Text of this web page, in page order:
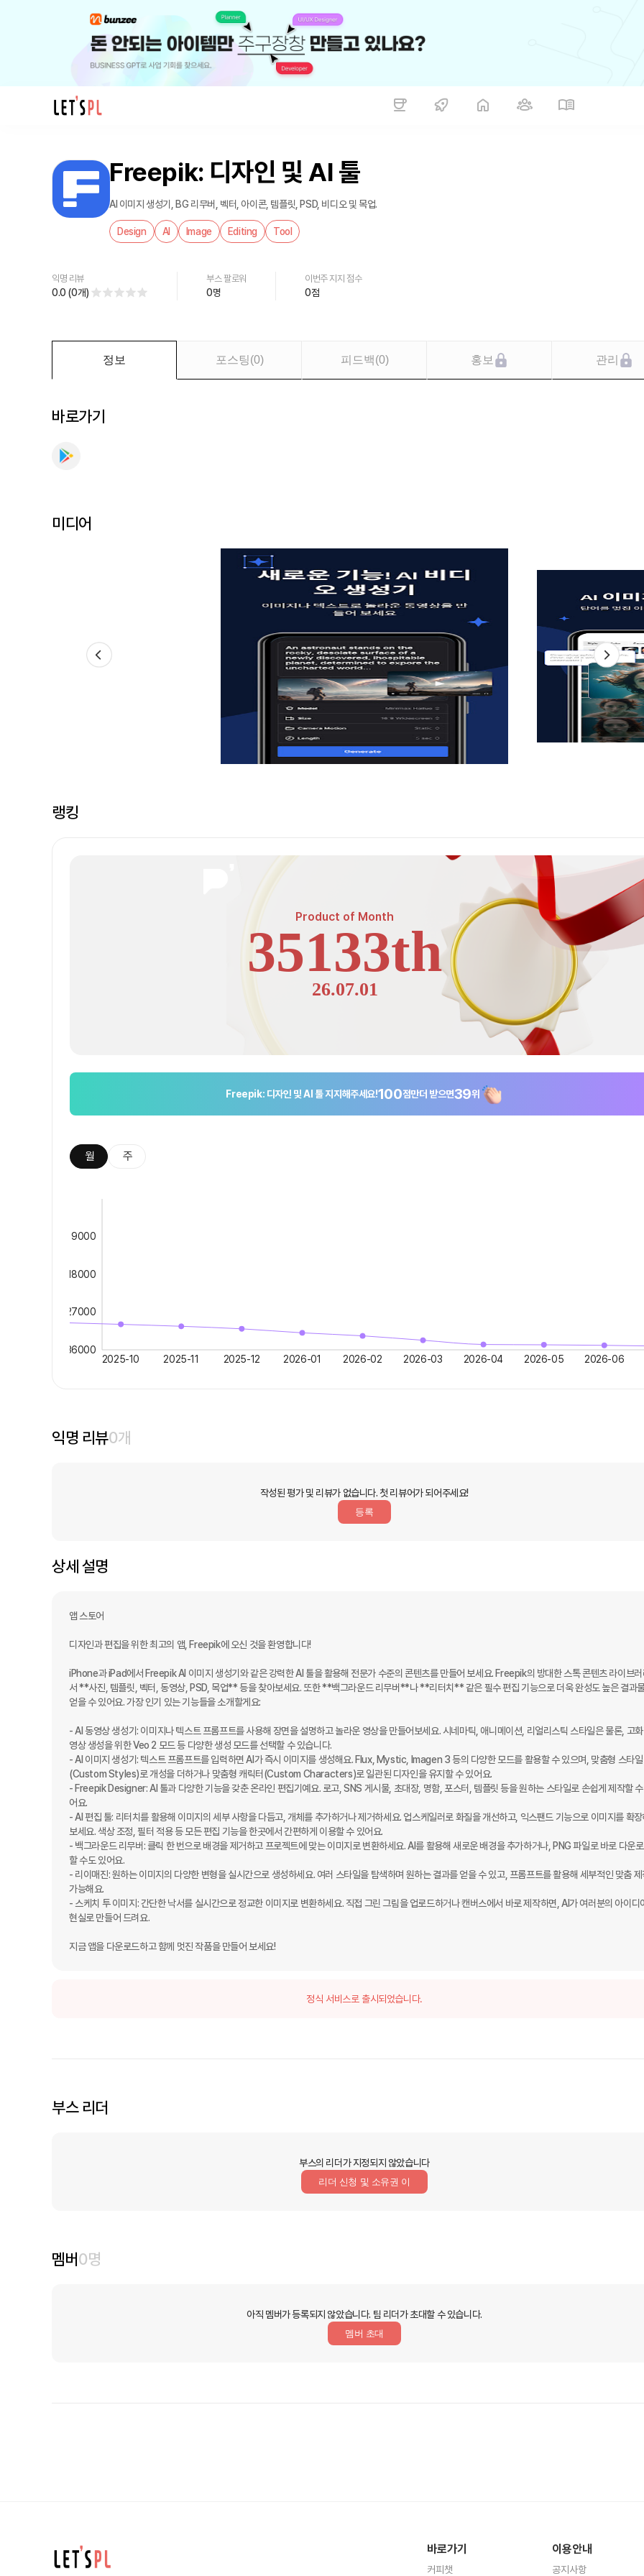
Freepik: 디자인 및 AI 툴
AI 이미지 생성기, BG 리무버, 벡터, 아이콘, 템플릿, PSD, 비디오 및 목업.
Design AI Image Editing Tool
익명 리뷰
0.0(0개)
부스 팔로워
0명
이번주 지지 점수
0점
정보 포스팅(0) 피드백(0) 홍보 관리
바로가기
미디어
랭킹
Product of Month
35133th
26.07.01
Freepik: 디자인 및 AI 툴지지해주세요!100점만더 받으면39위
월 주
2025-10 2025-11 2025-12 2026-01 2026-02 2026-03 2026-04 2026-05 2026-06
9000
18000
27000
36000
익명 리뷰0개
작성된 평가 및 리뷰가 없습니다. 첫 리뷰어가 되어주세요!
등록
상세 설명
앱 스토어
디자인과 편집을 위한 최고의 앱, Freepik에 오신 것을 환영합니다!
iPhone과 iPad에서 Freepik AI 이미지 생성기와 같은 강력한 AI 툴을 활용해 전문가 수준의 콘텐츠를 만들어 보세요. Freepik의 방대한 스톡 콘텐츠 라이브러
서 **사진, 템플릿, 벡터, 동영상, PSD, 목업** 등을 찾아보세요. 또한 **백그라운드 리무버**나 **리터치** 같은 필수 편집 기능으로 더욱 완성도 높은 결과
얻을 수 있어요. 가장 인기 있는 기능들을 소개할게요:
- AI 동영상 생성기: 이미지나 텍스트 프롬프트를 사용해 장면을 설명하고 놀라운 영상을 만들어보세요. 시네마틱, 애니메이션, 리얼리스틱 스타일은 물론, 고
영상 생성을 위한 Veo 2 모드 등 다양한 생성 모드를 선택할 수 있습니다.
- AI 이미지 생성기: 텍스트 프롬프트를 입력하면 AI가 즉시 이미지를 생성해요. Flux, Mystic, Imagen 3 등의 다양한 모드를 활용할 수 있으며, 맞춤형 스타일
(Custom Styles)로 개성을 더하거나 맞춤형 캐릭터(Custom Characters)로 일관된 디자인을 유지할 수 있어요.
- Freepik Designer: AI 툴과 다양한 기능을 갖춘 온라인 편집기예요. 로고, SNS 게시물, 초대장, 명함, 포스터, 템플릿 등을 원하는 스타일로 손쉽게 제작할
어요.
- AI 편집 툴: 리터치를 활용해 이미지의 세부 사항을 다듬고, 개체를 추가하거나 제거하세요. 업스케일러로 화질을 개선하고, 익스팬드 기능으로 이미지를 확장
보세요. 색상 조정, 필터 적용 등 모든 편집 기능을 한곳에서 간편하게 이용할 수 있어요.
- 백그라운드 리무버: 클릭 한 번으로 배경을 제거하고 프로젝트에 맞는 이미지로 변환하세요. AI를 활용해 새로운 배경을 추가하거나, PNG 파일로 바로 다운
할 수도 있어요.
- 리이매진: 원하는 이미지의 다양한 변형을 실시간으로 생성하세요. 여러 스타일을 탐색하며 원하는 결과를 얻을 수 있고, 프롬프트를 활용해 세부적인 맞춤 제
가능해요.
- 스케치 투 이미지: 간단한 낙서를 실시간으로 정교한 이미지로 변환하세요. 직접 그린 그림을 업로드하거나 캔버스에서 바로 제작하면, AI가 여러분의 아이디
현실로 만들어 드려요.
지금 앱을 다운로드하고 함께 멋진 작품을 만들어 보세요!
정식 서비스로 출시되었습니다.
부스 리더
부스의 리더가 지정되지 않았습니다
리더 신청 및 소유권 이
멤버0명
아직 멤버가 등록되지 않았습니다. 팀 리더가 초대할 수 있습니다.
멤버 초대
바로가기
커피챗
이용안내
공지사항